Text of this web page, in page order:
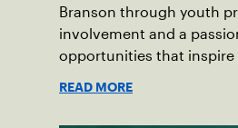
Branson through youth
involvement and a
opportunities that inspire
READ MORE